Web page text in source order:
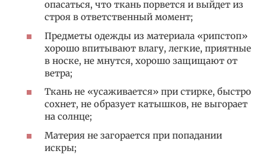
опасаться, что ткань порвется и выйдет из
строя в ответственный момент;
Предметы одежды из материала «рипстоп»
хорошо впитывают влагу, легкие, приятные
в носке, не мнутся, хорошо защищают от
ветра;
Ткань не «усаживается» при стирке, быстро
сохнет, не образует катышков, не выгорает
на солнце;
Материя не загорается при попадании
искры;